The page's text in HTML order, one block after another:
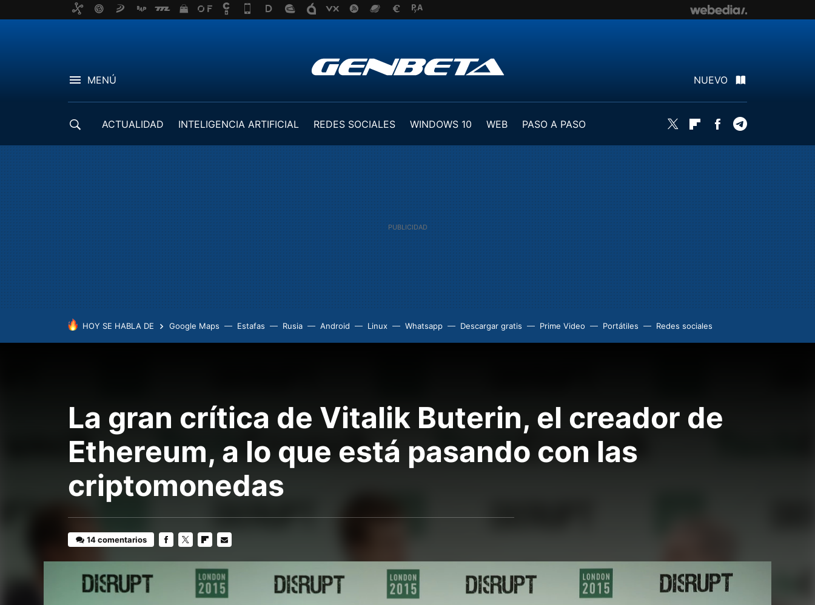
MENÚ NUEVO
ACTUALIDAD INTELIGENCIA ARTIFICIAL REDES SOCIALES WINDOWS 10 WEB
PASO A PASO
Twitter FlipboardFacebook
HOY SE HABLA DE Google Maps Estafas Rusia Android Linux Whatsapp Descargar gratis Prime Video Portátiles Redes sociales
La gran crítica de Vitalik Buterin, el creador de
Ethereum, a lo que está pasando con las
criptomonedas
14 comentarios
MAIL